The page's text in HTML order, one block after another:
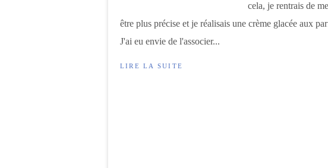
cela, je rentrais de
être plus précise et je réalisais une crème glacée aux
J'ai eu envie de l'associer...
LIRE LA SUITE